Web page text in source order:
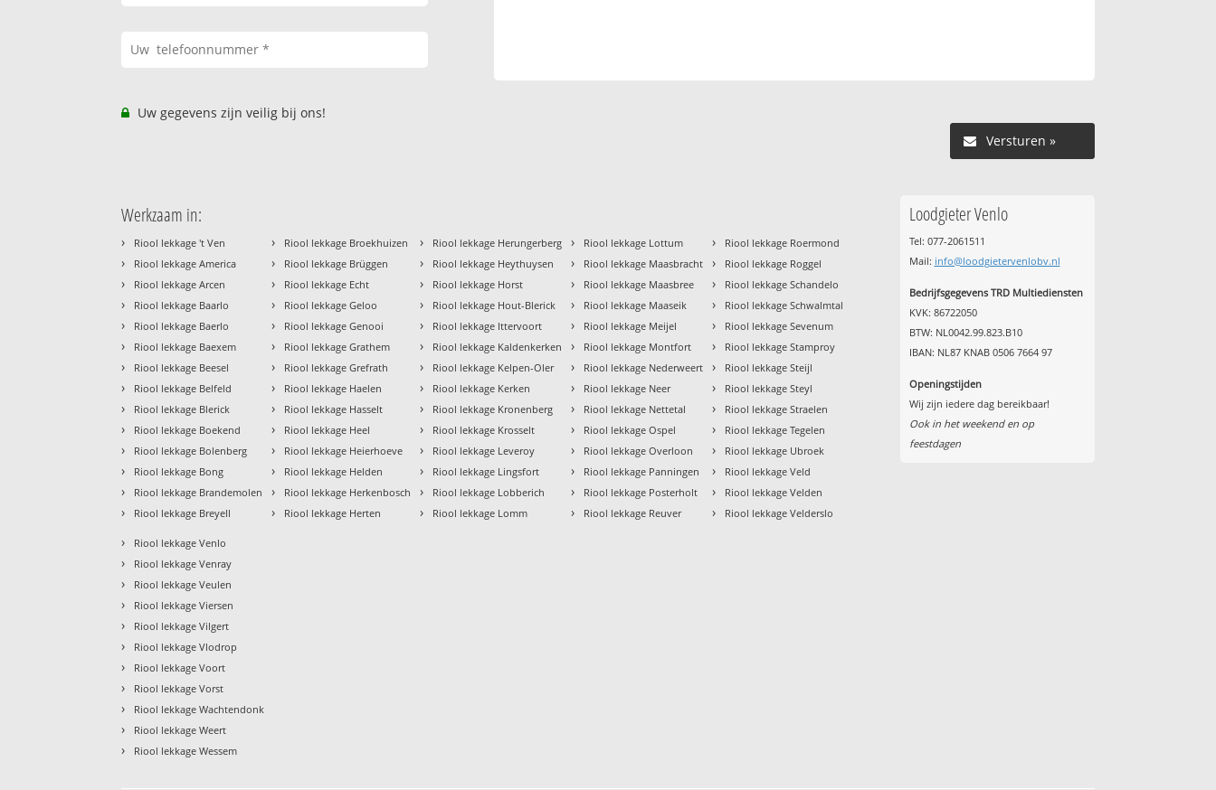
Uw gegevens zijn veilig bij ons!
Versturen »
Werkzaam in:
› Riool lekkage 't Ven
› Riool lekkage America
› Riool lekkage Arcen
› Riool lekkage Baarlo
› Riool lekkage Baerlo
› Riool lekkage Baexem
› Riool lekkage Beesel
› Riool lekkage Belfeld
› Riool lekkage Blerick
› Riool lekkage Boekend
› Riool lekkage Bolenberg
› Riool lekkage Bong
› Riool lekkage Brandemolen
› Riool lekkage Breyell
› Riool lekkage Broekhuizen
› Riool lekkage Brüggen
› Riool lekkage Echt
› Riool lekkage Geloo
› Riool lekkage Genooi
› Riool lekkage Grathem
› Riool lekkage Grefrath
› Riool lekkage Haelen
› Riool lekkage Hasselt
› Riool lekkage Heel
› Riool lekkage Heierhoeve
› Riool lekkage Helden
› Riool lekkage Herkenbosch
› Riool lekkage Herten
› Riool lekkage Herungerberg
› Riool lekkage Heythuysen
› Riool lekkage Horst
› Riool lekkage Hout-Blerick
› Riool lekkage Ittervoort
› Riool lekkage Kaldenkerken
› Riool lekkage Kelpen-Oler
› Riool lekkage Kerken
› Riool lekkage Kronenberg
› Riool lekkage Krosselt
› Riool lekkage Leveroy
› Riool lekkage Lingsfort
› Riool lekkage Lobberich
› Riool lekkage Lomm
› Riool lekkage Lottum
› Riool lekkage Maasbracht
› Riool lekkage Maasbree
› Riool lekkage Maaseik
› Riool lekkage Meijel
› Riool lekkage Montfort
› Riool lekkage Nederweert
› Riool lekkage Neer
› Riool lekkage Nettetal
› Riool lekkage Ospel
› Riool lekkage Overloon
› Riool lekkage Panningen
› Riool lekkage Posterholt
› Riool lekkage Reuver
› Riool lekkage Roermond
› Riool lekkage Roggel
› Riool lekkage Schandelo
› Riool lekkage Schwalmtal
› Riool lekkage Sevenum
› Riool lekkage Stamproy
› Riool lekkage Steijl
› Riool lekkage Steyl
› Riool lekkage Straelen
› Riool lekkage Tegelen
› Riool lekkage Ubroek
› Riool lekkage Veld
› Riool lekkage Velden
› Riool lekkage Velderslo
› Riool lekkage Venlo
› Riool lekkage Venray
› Riool lekkage Veulen
› Riool lekkage Viersen
› Riool lekkage Vilgert
› Riool lekkage Vlodrop
› Riool lekkage Voort
› Riool lekkage Vorst
› Riool lekkage Wachtendonk
› Riool lekkage Weert
› Riool lekkage Wessem
Loodgieter Venlo
Tel: 077-2061511
Mail: info@loodgietervenlobv.nl
Bedrijfsgegevens TRD Multiediensten
KVK: 86722050
BTW: NL0042.99.823.B10
IBAN: NL87 KNAB 0506 7664 97
Openingstijden
Wij zijn iedere dag bereikbaar!
Ook in het weekend en op
feestdagen